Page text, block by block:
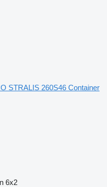
STRALIS 260S46 Container
6x2